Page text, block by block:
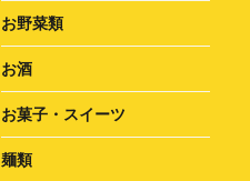
お野菜類
お酒
お菓子・スイーツ
麺類